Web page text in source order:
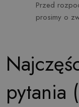
Przed
prosimy o
pytania